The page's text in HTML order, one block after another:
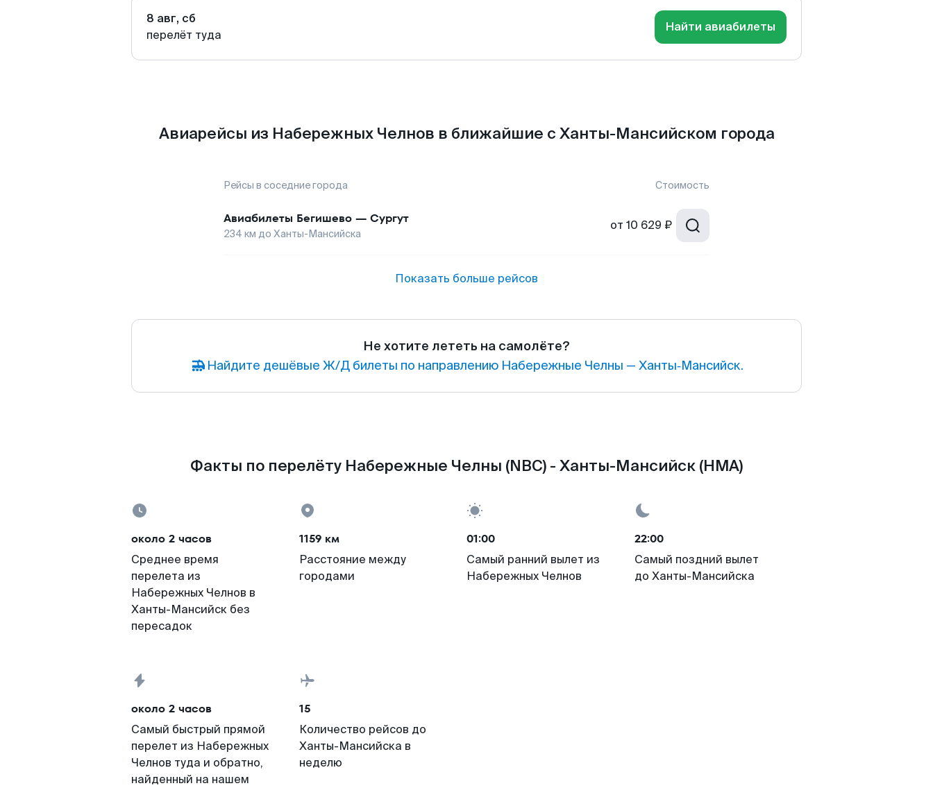
8 авг, сб
перелёт туда
Найти авиабилеты
Авиарейсы из Набережных Челнов в ближайшие с Ханты-Мансийском города
Рейсы в соседние города Стоимость
Авиабилеты Бегишево — Сургут
234 км до Ханты-Мансийска
от 10 629 ₽
Показать больше рейсов
Не хотите лететь на самолёте?
Найдите дешёвые Ж/Д билеты по направлению Набережные Челны — Ханты‑Мансийск.
Факты по перелёту Набережные Челны (NBC) - Ханты-Мансийск (HMA)
около 2 часов
Среднее время
перелета из
Набережных Челнов в
Ханты-Мансийск без
пересадок
1159 км
Расстояние между
городами
01:00
Самый ранний вылет из
Набережных Челнов
22:00
Самый поздний вылет
до Ханты-Мансийска
около 2 часов
Самый быстрый прямой
перелет из Набережных
Челнов туда и обратно,
найденный на нашем
15
Количество рейсов до
Ханты-Мансийска в
неделю